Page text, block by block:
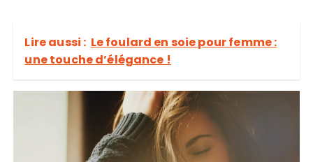
Lire aussi : Le foulard en soie pour femme :
une touche d’élégance !